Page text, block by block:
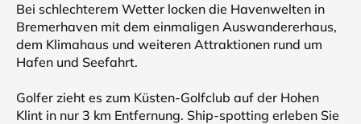
Bei schlechterem Wetter locken die Havenwelten in
Bremerhaven mit dem einmaligen Auswandererhaus,
dem Klimahaus und weiteren Attraktionen rund um
Hafen und Seefahrt.
Golfer zieht es zum Küsten-Golfclub auf der Hohen
Klint in nur 3 km Entfernung. Ship-spotting erleben Sie